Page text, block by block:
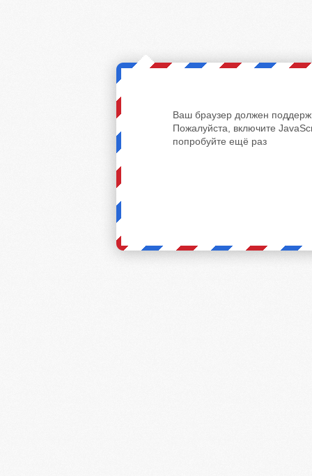
Ваш браузер должен
Пожалуйста, включите
попробуйте ещё раз